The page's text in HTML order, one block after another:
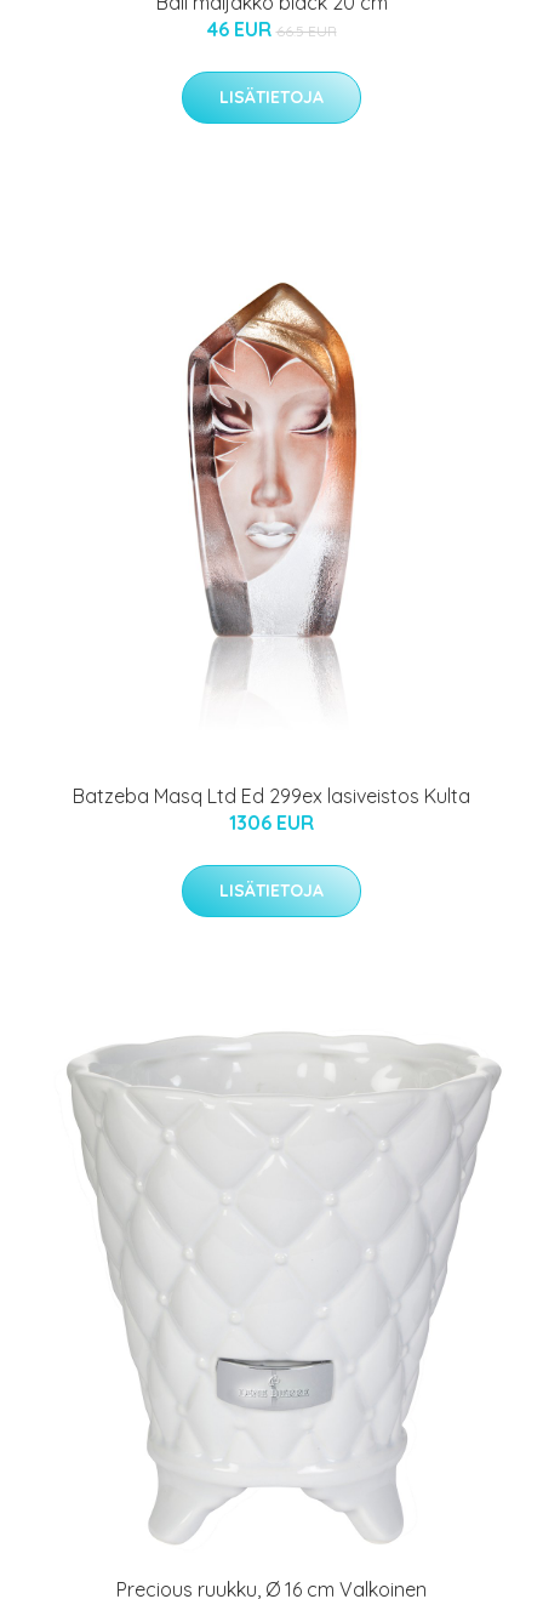
46 EUR 66.5 EUR
LISÄTIETOJA
Batzeba Masq Ltd Ed 299ex lasiveistos Kulta
1306 EUR
LISÄTIETOJA
Precious ruukku, Ø 16 cm Valkoinen